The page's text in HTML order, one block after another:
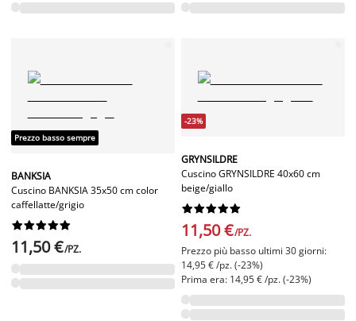
Prezzo basso sempre
BANKSIA
Cuscino BANKSIA 35x50 cm color
caffellatte/grigio






11,50 €/PZ.
-23%
GRYNSILDRE
Cuscino GRYNSILDRE 40x60 cm
beige/giallo






11,50 €/PZ.
Prezzo più basso ultimi 30 giorni:
14,95 € /pz. (-23%)
Prima era: 14,95 € /pz. (-23%)